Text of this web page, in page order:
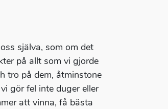
själva, som om det
på allt som vi gjorde
tro på dem, åtminstone
gör fel inte duger eller
att vinna, få bästa